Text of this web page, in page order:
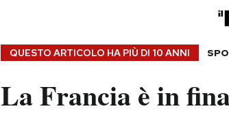
QUESTO ARTICOLO HA PIÙ DI 10 ANNI
La Francia è in